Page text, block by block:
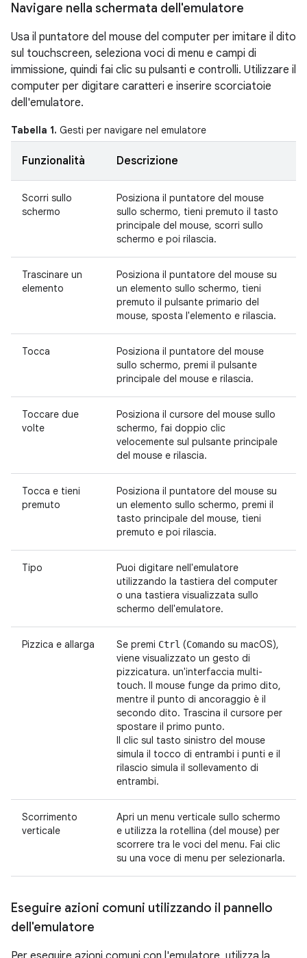
Navigare nella schermata dell'emulatore
Usa il puntatore del mouse del computer per imitare il dito
sul touchscreen, seleziona voci di menu e campi di
immissione, quindi fai clic su pulsanti e controlli. Utilizzare il
computer per digitare caratteri e inserire scorciatoie
dell'emulatore.
Tabella 1. Gesti per navigare nel emulatore
Funzionalità Descrizione
Scorri sullo
schermo
Posiziona il puntatore del mouse
sullo schermo, tieni premuto il tasto
principale del mouse, scorri sullo
schermo e poi rilascia.
Trascinare un
elemento
Posiziona il puntatore del mouse su
un elemento sullo schermo, tieni
premuto il pulsante primario del
mouse, sposta l'elemento e rilascia.
Tocca
Posiziona il puntatore del mouse
sullo schermo, premi il pulsante
principale del mouse e rilascia.
Toccare due
volte
Posiziona il cursore del mouse sullo
schermo, fai doppio clic
velocemente sul pulsante principale
del mouse e rilascia.
Tocca e tieni
premuto
Posiziona il puntatore del mouse su
un elemento sullo schermo, premi il
tasto principale del mouse, tieni
premuto e poi rilascia.
Tipo
Puoi digitare nell'emulatore
utilizzando la tastiera del computer
o una tastiera visualizzata sullo
schermo dell'emulatore.
Pizzica e allarga Se premi Ctrl (Comando su macOS),
viene visualizzato un gesto di
pizzicatura. un'interfaccia multi-
touch. Il mouse funge da primo dito,
mentre il punto di ancoraggio è il
secondo dito. Trascina il cursore per
spostare il primo punto.
Il clic sul tasto sinistro del mouse
simula il tocco di entrambi i punti e il
rilascio simula il sollevamento di
entrambi.
Scorrimento
verticale
Apri un menu verticale sullo schermo
e utilizza la rotellina (del mouse) per
scorrere tra le voci del menu. Fai clic
su una voce di menu per selezionarla.
Eseguire azioni comuni utilizzando il pannello
dell'emulatore